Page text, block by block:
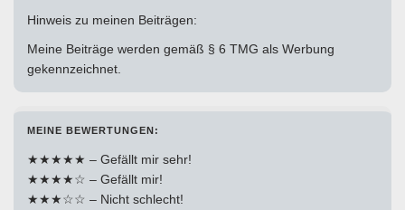
Hinweis zu meinen Beiträgen:
Meine Beiträge werden gemäß § 6 TMG als Werbung
gekennzeichnet.
MEINE BEWERTUNGEN:
★★★★★ – Gefällt mir sehr!
★★★★☆ – Gefällt mir!
★★★☆☆ – Nicht schlecht!